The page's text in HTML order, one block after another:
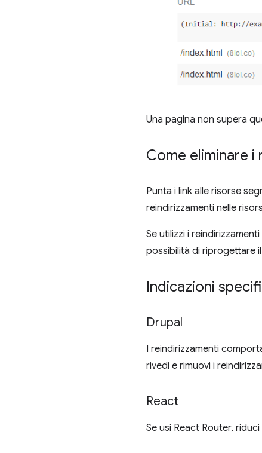
Una pagina non supera
Come eliminare i
Punta i link alle risorse
reindirizzamenti nelle
Se utilizzi i
possibilità di riprogettare
Indicazioni
Drupal
I reindirizzamenti
rivedi e rimuovi i
React
Se usi React Router,